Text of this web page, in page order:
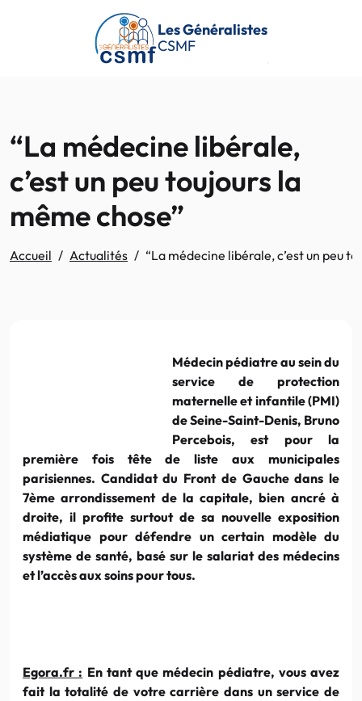
Passer au contenu principal
Les Généralistes
CSMF
“La médecine libérale,
c’est un peu toujours la
même chose”
Accueil Actualités “La médecine libérale, c’est un peu
Médecin pédiatre au sein du
service de protection
maternelle et infantile (PMI)
de Seine-Saint-Denis, Bruno
Percebois, est pour la
première fois tête de liste aux municipales
parisiennes. Candidat du Front de Gauche dans le
7ème arrondissement de la capitale, bien ancré à
droite, il profite surtout de sa nouvelle exposition
médiatique pour défendre un certain modèle du
système de santé, basé sur le salariat des médecins
et l’accès aux soins pour tous.
Egora.fr : En tant que médecin pédiatre, vous avez
fait la totalité de votre carrière dans un service de